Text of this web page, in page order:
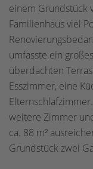
einem Grundstück
Familienhaus viel
umfasste ein
überdachten
Esszimmer, eine
weitere Zimmer
ca. 88 m²
Grundstück zwei